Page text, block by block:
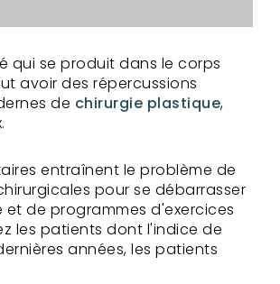
qui se produit dans le corps
avoir des répercussions
de chirurgie plastique,
entraînent le problème de
pour se débarrasser
de programmes d'exercices
les patients dont l'indice de
années, les patients